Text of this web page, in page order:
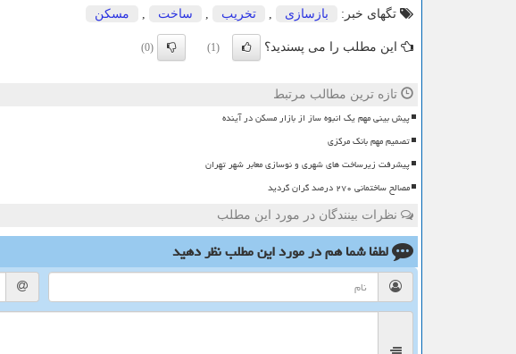
تگهای خبر: بازسازی , تخریب , ساخت , مسكن
این مطلب را می پسندید؟ (1)
(0)
تازه ترین مطالب مرتبط
پیش بینی مهم یک انبوه ساز از بازار مسکن در آینده
تصمیم مهم بانک مرکزی
پیشرفت زیرساخت های شهری و نوسازی معابر شهر تهران
مصالح ساختمانی ۲۷۰ درصد گران گردید
نظرات بینندگان در مورد این مطلب
لطفا شما همدر مورد این مطلبنظر دهید